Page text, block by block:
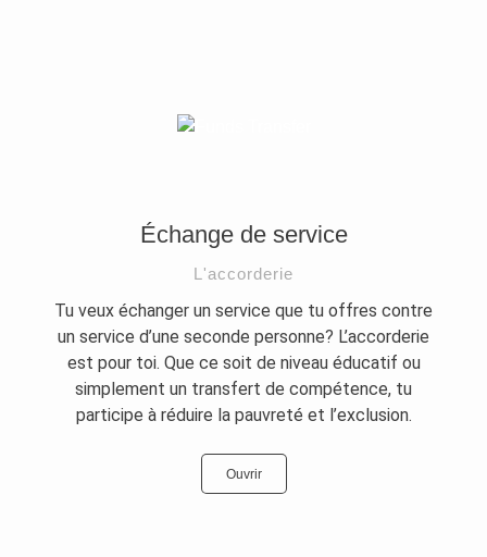
Échange de service
L'accorderie
Tu veux échanger un service que tu offres contre
un service d’une seconde personne? L’accorderie
est pour toi. Que ce soit de niveau éducatif ou
simplement un transfert de compétence, tu
participe à réduire la pauvreté et l’exclusion.
Ouvrir